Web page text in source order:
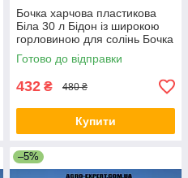
Бочка харчова пластикова
Біла 30 л Бідон із широкою
горловиною для солінь Бочка
з харчового пластику
Готово до відправки
432 ₴ 480 ₴
Купити
–5%